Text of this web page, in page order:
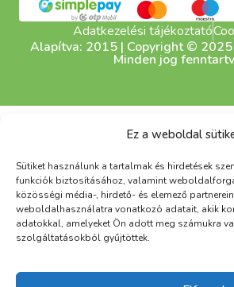
Ez a weboldal
Sütiket használunk a tartalmak és hirdetések
funkciók biztosításához, valamint
közösségi média-, hirdető- és elemező
weboldalhasználatra vonatkozó adatait, akik
adatokkal, amelyeket Ön adott meg számukra
szolgáltatásokból gyűjtöttek.
Adatkezelési tájékoztató
Alapítva: 2015 | Copyright ©
Minden jog